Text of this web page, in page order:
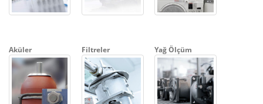
Aküler Filtreler Yağ Ölçüm